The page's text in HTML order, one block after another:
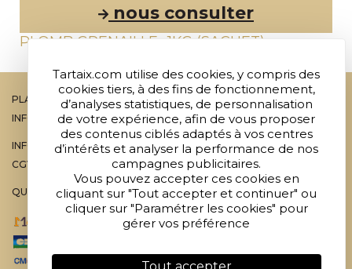
nous consulter
PLOMB GRENAILLE -1KG (SACHET)
PLAN DU SITE
INFOS LEGALES
INFOS PRATIQUES
CGV
QUE DEVIENNENT NOS MÉTAUX?
Tartaix.com utilise des cookies, y compris des
cookies tiers, à des fins de fonctionnement,
d’analyses statistiques, de personnalisation
de votre expérience, afin de vous proposer
des contenus ciblés adaptés à vos centres
d’intérêts et analyser la performance de nos
campagnes publicitaires.
Vous pouvez accepter ces cookies en
cliquant sur "Tout accepter et continuer" ou
cliquer sur "Paramétrer les cookies" pour
gérer vos préférence